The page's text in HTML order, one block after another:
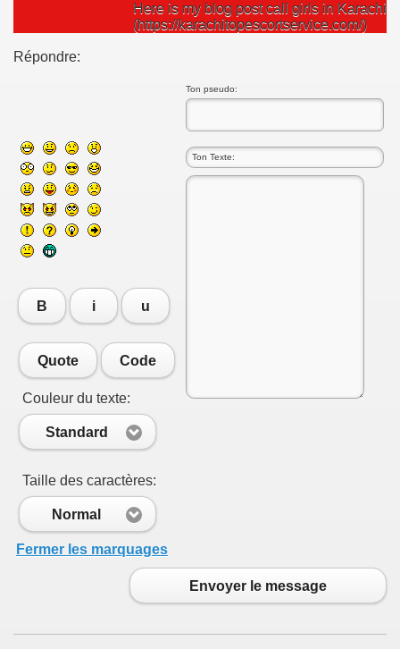
Here is my blog post call girls in Karachi
(https://karachitopescortservice.com/)
Répondre:
Ton pseudo:
B i u
Quote Code
Couleur du texte:
Standard
Taille des caractères:
Normal
Fermer les marquages
Envoyer le message